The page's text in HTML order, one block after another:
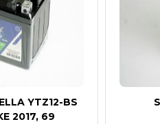
YTZ12-BS
2017, 69